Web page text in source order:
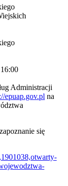
Administracji
epuap.gov.pl na
się